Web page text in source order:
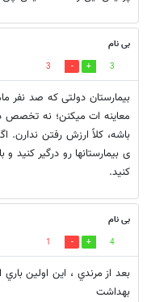
بی نام
3
3
بیمارستان دولتی که صد نفر
معاینه ات میکنن؛ نه تخصص
باشه، کلاً ارزش رفتن ندارن.
ی بیمارستانها رو درگیر کنید
کنید.
بی نام
4
1
بعد از مرندي ، اين اولين
بهداشت